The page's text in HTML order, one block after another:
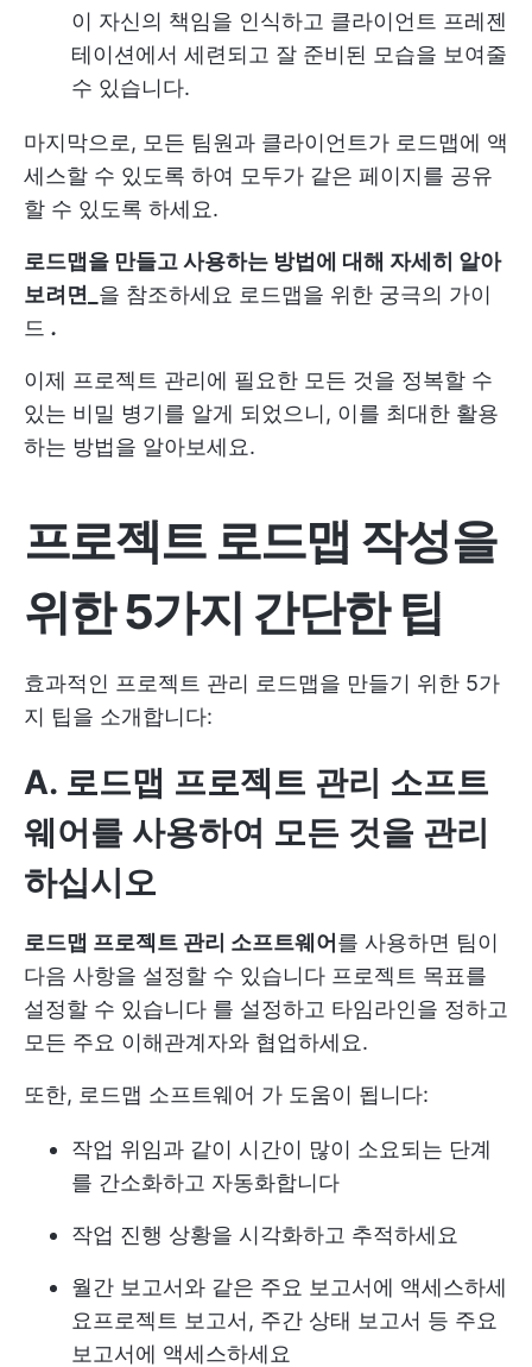
이 자신의 책임을 인식하고 클라이언트 프레젠
테이션에서 세련되고 잘 준비된 모습을 보여줄
수 있습니다.
마지막으로, 모든 팀원과 클라이언트가 로드맵에 액
세스할 수 있도록 하여 모두가 같은 페이지를 공유
할 수 있도록 하세요.
로드맵을 만들고 사용하는 방법에 대해 자세히 알아
보려면_ 을 참조하세요 로드맵을 위한 궁극의 가이
드 .
이제 프로젝트 관리에 필요한 모든 것을 정복할 수
있는 비밀 병기를 알게 되었으니, 이를 최대한 활용
하는 방법을 알아보세요.
프로젝트 로드맵 작성을
위한 5가지 간단한 팁
효과적인 프로젝트 관리 로드맵을 만들기 위한 5가
지 팁을 소개합니다:
A. 로드맵 프로젝트 관리 소프트
웨어를 사용하여 모든 것을 관리
하십시오
로드맵 프로젝트 관리 소프트웨어 를 사용하면 팀이
다음 사항을 설정할 수 있습니다 프로젝트 목표를
설정할 수 있습니다 를 설정하고 타임라인을 정하고
모든 주요 이해관계자와 협업하세요.
또한, 로드맵 소프트웨어 가 도움이 됩니다:
작업 위임과 같이 시간이 많이 소요되는 단계
를 간소화하고 자동화합니다
작업 진행 상황을 시각화하고 추적하세요
월간 보고서와 같은 주요 보고서에 액세스하세
요 프로젝트 보고서 , 주간 상태 보고서 등 주요
보고서에 액세스하세요